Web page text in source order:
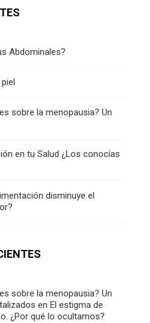
Abdominales?
sobre la menopausia? Un
en tu Salud ¿Los conocías
disminuye el
sobre la menopausia? Un
en El estigma de
¿Por qué lo ocultamos?